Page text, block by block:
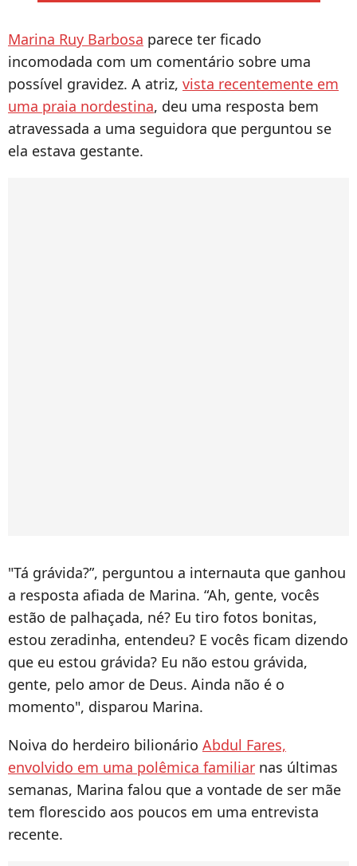
Marina Ruy Barbosa parece ter ficado
incomodada com um comentário sobre uma
possível gravidez. A atriz, vista recentemente em
uma praia nordestina, deu uma resposta bem
atravessada a uma seguidora que perguntou se
ela estava gestante.
"Tá grávida?”, perguntou a internauta que ganhou
a resposta afiada de Marina. “Ah, gente, vocês
estão de palhaçada, né? Eu tiro fotos bonitas,
estou zeradinha, entendeu? E vocês ficam dizendo
que eu estou grávida? Eu não estou grávida,
gente, pelo amor de Deus. Ainda não é o
momento", disparou Marina.
Noiva do herdeiro bilionário Abdul Fares,
envolvido em uma polêmica familiar nas últimas
semanas, Marina falou que a vontade de ser mãe
tem florescido aos poucos em uma entrevista
recente.